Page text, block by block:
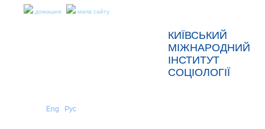
домашня мапа сайту
КИЇВСЬКИЙ
МІЖНАРОДНИЙ
ІНСТИТУТ
СОЦІОЛОГІЇ
Eng Рус